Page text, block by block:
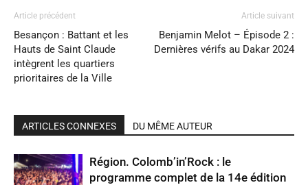
Article précédent
Besançon : Battant et les
Hauts de Saint Claude
intègrent les quartiers
prioritaires de la Ville
Article suivant
Benjamin Melot – Épisode 2 :
Dernières vérifs au Dakar 2024
ARTICLES CONNEXES DU MÊME AUTEUR
Région. Colomb’in’Rock : le
programme complet de la 14e édition